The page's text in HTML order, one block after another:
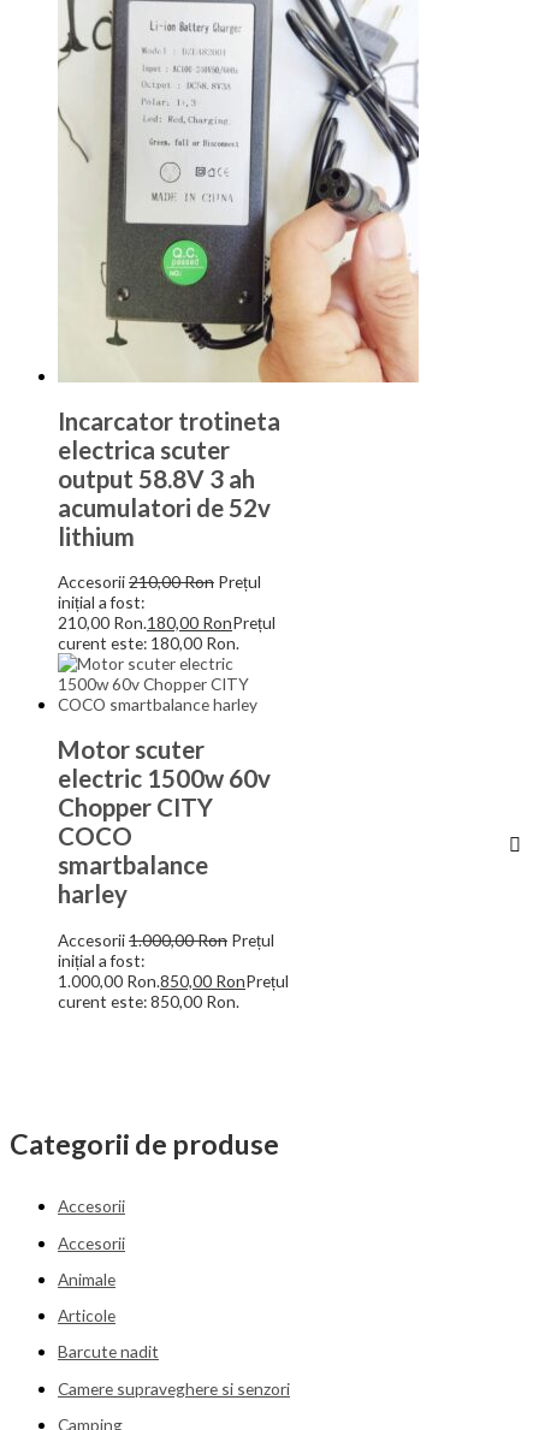
Categorii de produse
Accesorii
Accesorii
Animale
Articole
Barcute nadit
Camere supraveghere si senzori
Camping
Incarcator trotineta
electrica scuter
output 58.8V 3 ah
acumulatori de 52v
lithium
Accesorii210,00Ron Prețul
inițial a fost:
210,00 Ron.180,00 RonPrețul
curent este: 180,00 Ron.
Motor scuter
electric 1500w 60v
Chopper CITY
COCO
smartbalance
harley
Accesorii1.000,00Ron Prețul
inițial a fost:
1.000,00 Ron.850,00 RonPrețul
curent este: 850,00 Ron.